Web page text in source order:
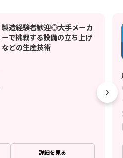
製造経験者歓迎◎大手メーカ
ーで挑戦する設備の立ち上げ
などの生産技術
詳細を見る